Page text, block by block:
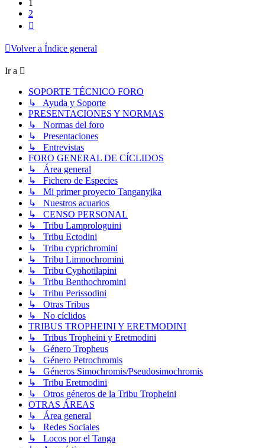
1
2
Volver a Índice general
Ir a
SOPORTE TÉCNICO FORO
↳ Ayuda y Soporte
PRESENTACIONES Y NORMAS
↳ Normas del foro
↳ Presentaciones
↳ Entrevistas
FORO GENERAL DE CÍCLIDOS
↳ Área general
↳ Fichero de Especies
↳ Mi primer proyecto Tanganyika
↳ Nuestros acuarios
↳ CENSO PERSONAL
↳ Tribu Lamprologuini
↳ Tribu Ectodini
↳ Tribu cyprichromini
↳ Tribu Limnochromini
↳ Tribu Cyphotilapini
↳ Tribu Benthochromini
↳ Tribu Perissodini
↳ Otras Tribus
↳ No cíclidos
TRIBUS TROPHEINI Y ERETMODINI
↳ Tribus Tropheini y Eretmodini
↳ Género Tropheus
↳ Género Petrochromis
↳ Géneros Simochromis/Pseudosimochromis
↳ Tribu Eretmodini
↳ Otros géneros de la Tribu Tropheini
OTRAS ÁREAS
↳ Área general
↳ Redes Sociales
↳ Locos por el Tanga